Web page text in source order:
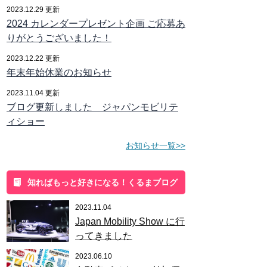
2023.12.29 更新
2024 カレンダープレゼント企画 ご応募あ
りがとうございました！
2023.12.22 更新
年末年始休業のお知らせ
2023.11.04 更新
ブログ更新しました ジャパンモビリテ
ィショー
お知らせ一覧>>
知ればもっと好きになる！くるまブログ
2023.11.04
Japan Mobility Show に行
ってきました
2023.06.10